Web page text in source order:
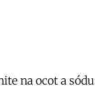
na ocot a